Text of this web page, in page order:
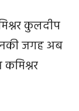
कुलदीप
जगह अब